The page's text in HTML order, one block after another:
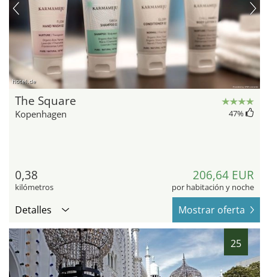
hotel.de
The Square
Kopenhagen 47%
0,38
kilómetros
206,64 EUR
por habitación y noche
Detalles Mostrar oferta
25